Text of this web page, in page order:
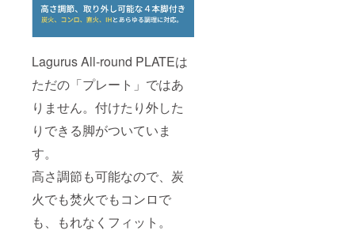
Lagurus All‐round PLATEは
ただの「プレート」ではあ
りません。付けたり外した
りできる脚がついていま
す。
高さ調節も可能なので、炭
火でも焚火でもコンロで
も、もれなくフィット。